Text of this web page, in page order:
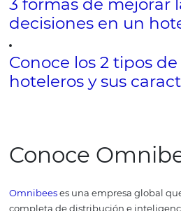
Foto:
diferencial de una buena
que garantiza el éxito de tu
más efectiva y sencilla. Busca